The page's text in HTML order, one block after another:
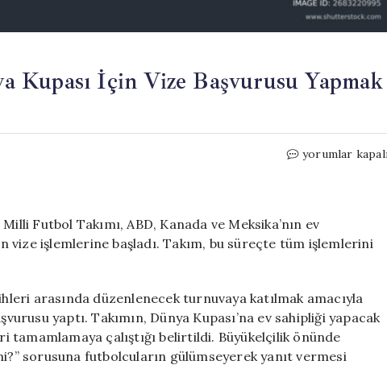
Kupası İçin Vize Başvurusu Yapmak
İran
Dünya
Kupası
İçin
Yapmak
Üzere
Ankara’da
için
yorumlar
Futbol Takımı, ABD, Kanada ve Meksika’nın ev
işlemlerine başladı. Takım, bu süreçte tüm işlemlerini
arasında düzenlenecek turnuvaya katılmak amacıyla
yaptı. Takımın, Dünya Kupası’na ev sahipliği yapacak
çalıştığı belirtildi. Büyükelçilik önünde
sorusuna futbolcuların gülümseyerek yanıt vermesi